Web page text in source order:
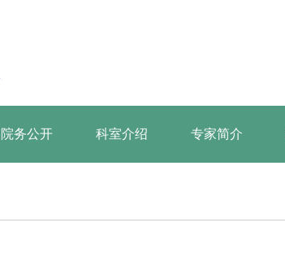
院务公开 科室介绍 专家简介